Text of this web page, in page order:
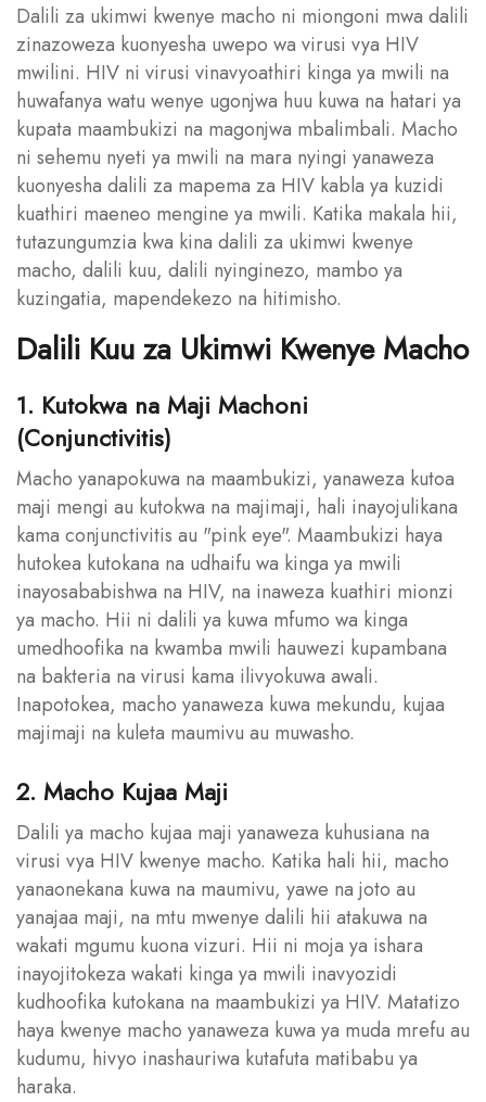
Dalili za ukimwi kwenye macho ni miongoni mwa dalili
zinazoweza kuonyesha uwepo wa virusi vya HIV
mwilini. HIV ni virusi vinavyoathiri kinga ya mwili na
huwafanya watu wenye ugonjwa huu kuwa na hatari ya
kupata maambukizi na magonjwa mbalimbali. Macho
ni sehemu nyeti ya mwili na mara nyingi yanaweza
kuonyesha dalili za mapema za HIV kabla ya kuzidi
kuathiri maeneo mengine ya mwili. Katika makala hii,
tutazungumzia kwa kina dalili za ukimwi kwenye
macho, dalili kuu, dalili nyinginezo, mambo ya
kuzingatia, mapendekezo na hitimisho.
Dalili Kuu za Ukimwi Kwenye Macho
1. Kutokwa na Maji Machoni
(Conjunctivitis)
Macho yanapokuwa na maambukizi, yanaweza kutoa
maji mengi au kutokwa na majimaji, hali inayojulikana
kama conjunctivitis au "pink eye". Maambukizi haya
hutokea kutokana na udhaifu wa kinga ya mwili
inayosababishwa na HIV, na inaweza kuathiri mionzi
ya macho. Hii ni dalili ya kuwa mfumo wa kinga
umedhoofika na kwamba mwili hauwezi kupambana
na bakteria na virusi kama ilivyokuwa awali.
Inapotokea, macho yanaweza kuwa mekundu, kujaa
majimaji na kuleta maumivu au muwasho.
2. Macho Kujaa Maji
Dalili ya macho kujaa maji yanaweza kuhusiana na
virusi vya HIV kwenye macho. Katika hali hii, macho
yanaonekana kuwa na maumivu, yawe na joto au
yanajaa maji, na mtu mwenye dalili hii atakuwa na
wakati mgumu kuona vizuri. Hii ni moja ya ishara
inayojitokeza wakati kinga ya mwili inavyozidi
kudhoofika kutokana na maambukizi ya HIV. Matatizo
haya kwenye macho yanaweza kuwa ya muda mrefu au
kudumu, hivyo inashauriwa kutafuta matibabu ya
haraka.